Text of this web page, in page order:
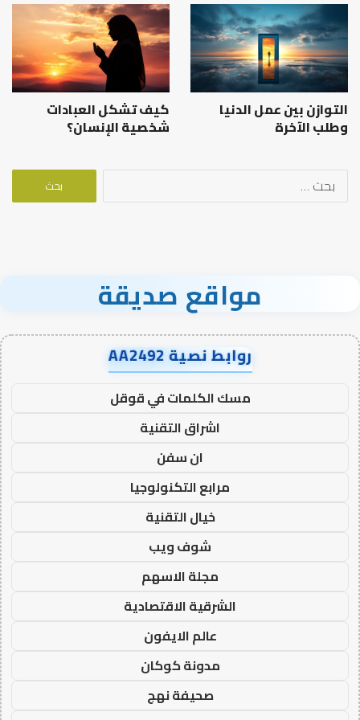
التوازن بين عمل الدنيا
وطلب الآخرة
كيف تشكل العبادات
شخصية الإنسان؟
البحث
مواقع صديقة
روابط نصية AA2492
مسك الكلمات في قوقل
اشراق التقنية
ان سفن
مرابع التكنولوجيا
خيال التقنية
شوف ويب
مجلة الاسهم
الشرقية الاقتصادية
عالم الايفون
مدونة كوكان
صحيفة نهج